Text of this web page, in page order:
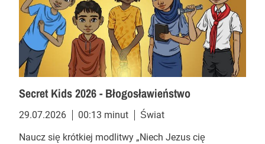
Secret Kids 2026 - Błogosławieństwo
29.07.2026 00:13 minut
Świat
Naucz się krótkiej modlitwy „Niech Jezus cię